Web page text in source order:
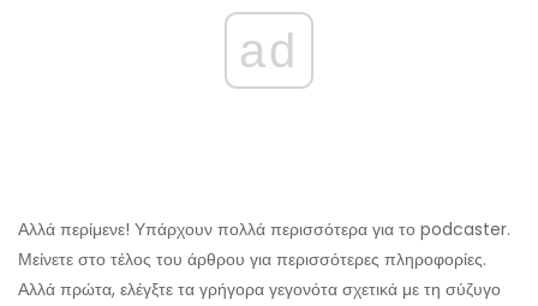
ad
Αλλά περίμενε! Υπάρχουν πολλά περισσότερα για το podcaster.
Μείνετε στο τέλος του άρθρου για περισσότερες πληροφορίες.
Αλλά πρώτα, ελέγξτε τα γρήγορα γεγονότα σχετικά με τη σύζυγο